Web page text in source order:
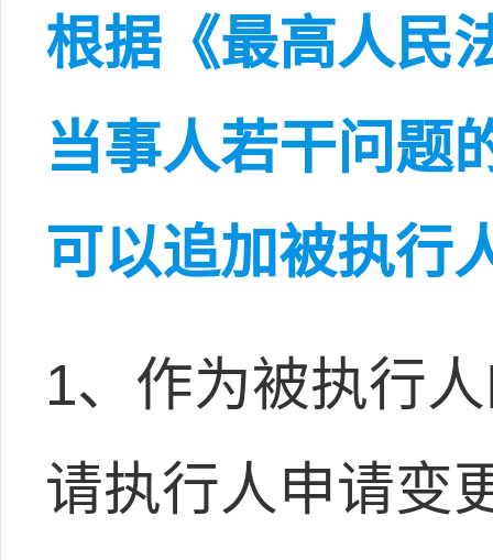
根据《最高人民
当事人若干问题
可以追加被执行
1、作为被执行
请执行人申请变